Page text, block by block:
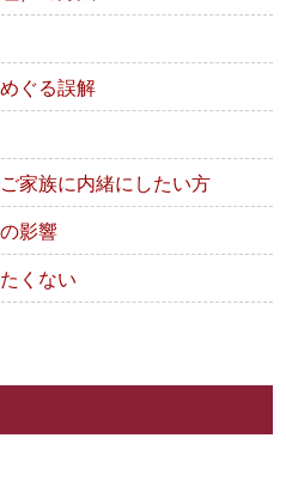
ぐる誤解
家族に内緒にしたい方
影響
くない